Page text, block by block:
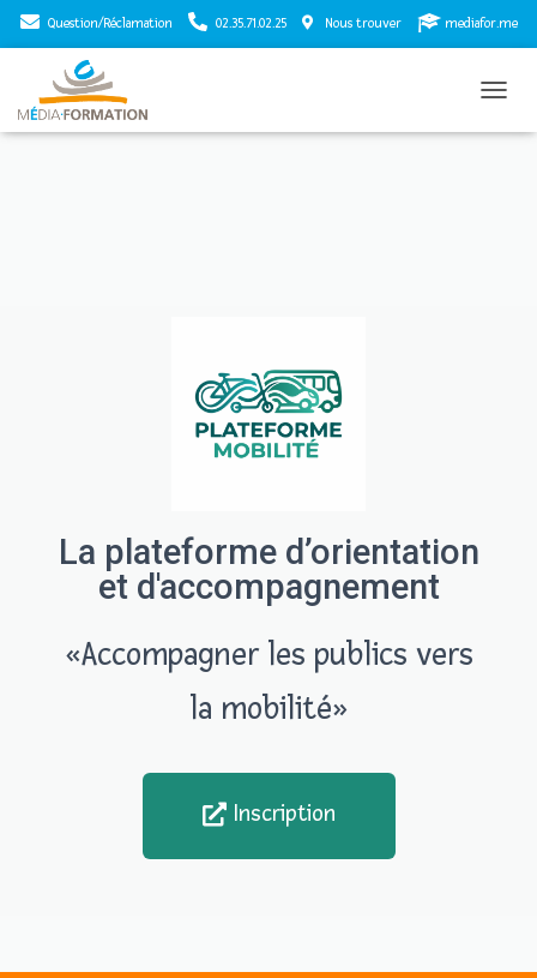
Question/Réclamation 02.35.71.02.25 Nous trouver mediafor.me
O
La plateforme d’orientation
et d'accompagnement
«Accompagner les publics vers
la mobilité»
Inscription